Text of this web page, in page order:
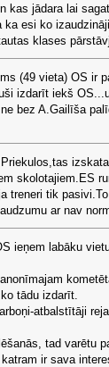
kas jādara lai
ka esi ko
klases
(49 vieta) OS ir
izdarīt iekš
bez A.Gailīša
skolotajiem.ES
treneri tik
ar nav
ieņem labāku
tādu izdarīt.
atbalstītāji
tad varētu
ir sava